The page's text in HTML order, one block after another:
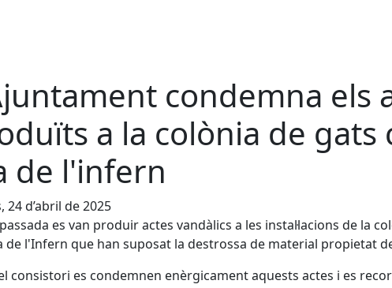
condemna els
a la colònia de
de l'infern
24 d’abril de 2025
es van produir actes vandàlics a les instal·lacions de la
de l'Infern que han suposat la destrossa de material propietat
consistori es condemnen enèrgicament aquests actes i es